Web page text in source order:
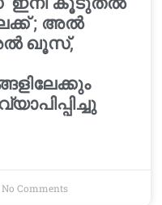
; അൽ
ഖൂസ്,
No Comments